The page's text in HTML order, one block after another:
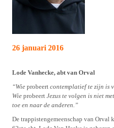
26 januari 2016
Lode Vanhecke, abt van Orval
“Wie probeert contemplatief te zijn is
Wie probeert Jezus te volgen is niet
toe en naar de anderen.”
De trappistengemeenschap van